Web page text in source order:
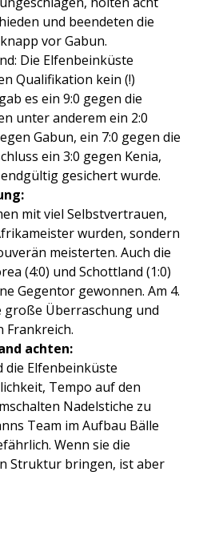
und beendeten die
vor Gabun.
Die Elfenbeinküste
Qualifikation kein (!)
es ein 9:0 gegen die
unter anderem ein 2:0
Gabun, ein 7:0 gegen die
ein 3:0 gegen Kenia,
gesichert wurde.
mit viel Selbstvertrauen,
wurden, sondern
meisterten. Auch die
(4:0) und Schottland (1:0)
Gegentor gewonnen. Am 4.
große Überraschung und
Frankreich.
achten:
die Elfenbeinküste
Tempo auf den
Nadelstiche zu
Team im Aufbau Bälle
Wenn sie die
Struktur bringen, ist aber